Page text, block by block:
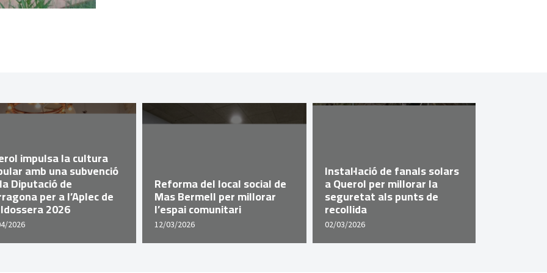
impulsa la cultura
amb una subvenció
Diputació de
per a l’Aplec de
2026
2026
Reforma del local social de
Mas Bermell per millorar
l’espai comunitari
12/03/2026
Instal·lació de fanals solars
a Querol per millorar la
seguretat als punts de
recollida
02/03/2026